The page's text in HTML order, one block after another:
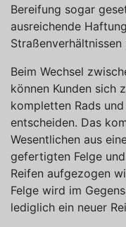
Bereifung sogar
ausreichende
Beim Wechsel
können Kunden sich
kompletten Rads
entscheiden. Das
Wesentlichen aus
gefertigten Felge
Reifen aufgezogen
Felge wird im
lediglich ein neuer